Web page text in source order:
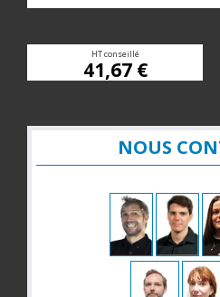
HT conseillé
41,67 €
NOUS